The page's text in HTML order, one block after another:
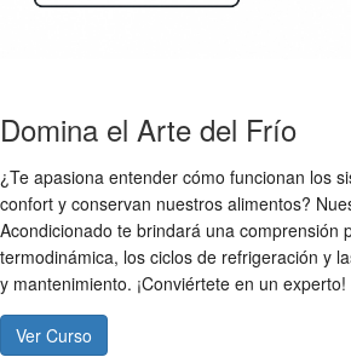
Domina el Arte del Frío
¿Te apasiona entender cómo funcionan los
confort y conservan nuestros alimentos?
Acondicionado te brindará una comprensión
termodinámica, los ciclos de refrigeración y
y mantenimiento. ¡Conviértete en un experto!
Ver Curso